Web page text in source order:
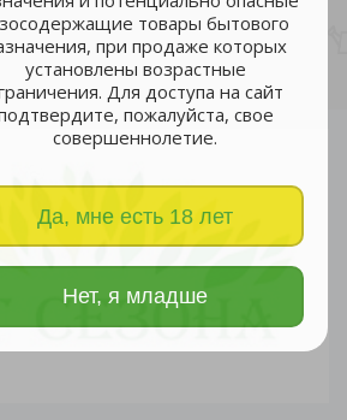
товары бытового
при продаже которых
установлены возрастные
Для доступа на сайт
пожалуйста, свое
совершеннолетие.
Да, мне есть 18 лет
Нет, я младше